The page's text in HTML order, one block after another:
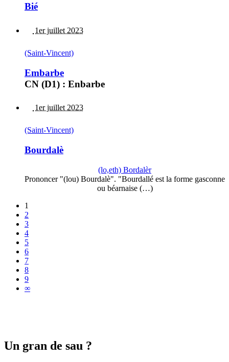
Bié
1er juillet 2023
(Saint-Vincent)
Embarbe
CN (D1) : Enbarbe
1er juillet 2023
(Saint-Vincent)
Bourdalè
(lo,eth) Bordalèr
Prononcer "(lou) Bourdalè". "Bourdallé est la forme gasconne
ou béarnaise (…)
1
2
3
4
5
6
7
8
9
∞
Un gran de sau ?